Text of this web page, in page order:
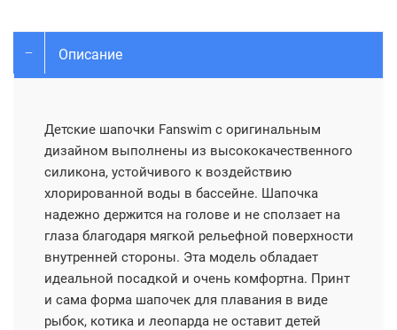
Описание
Детские шапочки Fanswim с оригинальным
дизайном выполнены из высококачественного
силикона, устойчивого к воздействию
хлорированной воды в бассейне. Шапочка
надежно держится на голове и не сползает на
глаза благодаря мягкой рельефной поверхности
внутренней стороны. Эта модель обладает
идеальной посадкой и очень комфортна. Принт
и сама форма шапочек для плавания в виде
рыбок, котика и леопарда не оставит детей